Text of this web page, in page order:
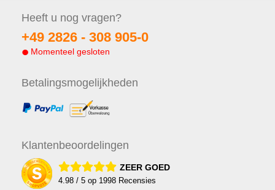
Heeft u nog vragen?
+49 2826 - 308 905-0
Momenteel gesloten
Betalingsmogelijkheden
Klantenbeoordelingen
ZEER GOED
4.98 / 5 op 1998 Recensies